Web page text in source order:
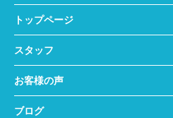
トップページ
スタッフ
お客様の声
ブログ